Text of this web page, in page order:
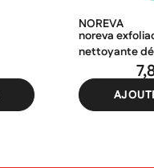
NOREVA
noreva
nettoyante
exfoliante